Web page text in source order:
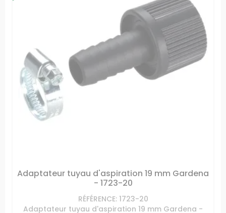
Adaptateur tuyau d'aspiration 19 mm Gardena
- 1723-20
RÉFÉRENCE: 1723-20
Adaptateur tuyau d'aspiration 19 mm Gardena -